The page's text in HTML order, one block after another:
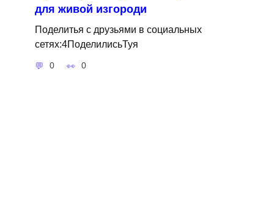
для живой изгороди
Поделитья с друзьями в социальных
сетях:4ПоделилисьТуя
0 0